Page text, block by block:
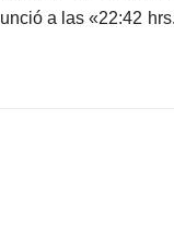
a las «22:42